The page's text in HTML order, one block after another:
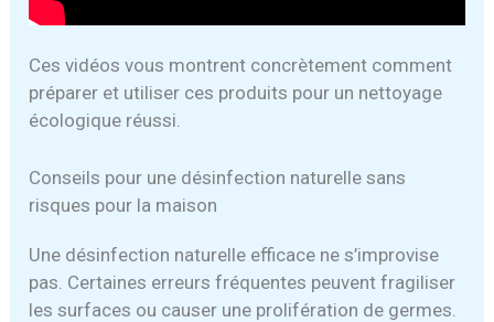
Ces vidéos vous montrent concrètement comment
préparer et utiliser ces produits pour un nettoyage
écologique réussi.
Conseils pour une désinfection naturelle sans
risques pour la maison
Une désinfection naturelle efficace ne s’improvise
pas. Certaines erreurs fréquentes peuvent fragiliser
les surfaces ou causer une prolifération de germes.